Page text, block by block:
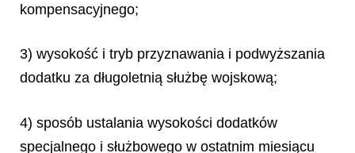
kompensacyjnego;
3) wysokość i tryb przyznawania i podwyższania
dodatku za długoletnią służbę wojskową;
4) sposób ustalania wysokości dodatków
specjalnego i służbowego w ostatnim miesiącu